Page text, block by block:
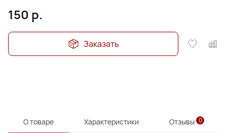
150 р.
Заказать
О товаре Характеристики Отзывы 0